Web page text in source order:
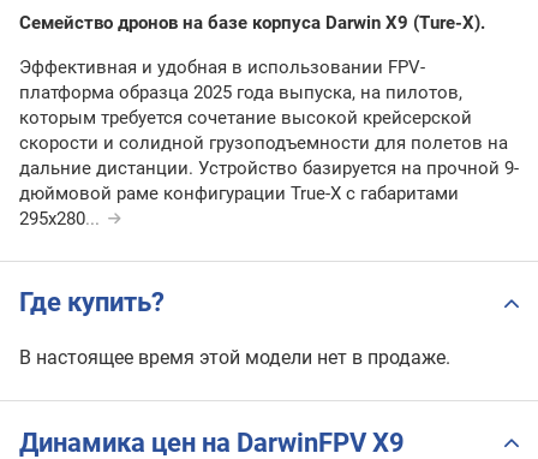
Семейство дронов на базе корпуса Darwin X9 (Ture-X).
Эффективная и удобная в использовании FPV-
платформа образца 2025 года выпуска, на пилотов,
которым требуется сочетание высокой крейсерской
скорости и солидной грузоподъемности для полетов на
дальние дистанции. Устройство базируется на прочной 9-
дюймовой раме конфигурации True-X с габаритами
295x280...
Где купить?
В настоящее время этой модели нет в продаже.
Динамика цен на DarwinFPV X9